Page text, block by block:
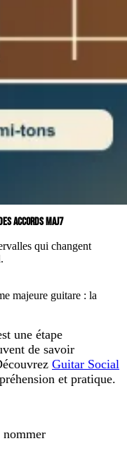
ACCORDS MAJ7
qui changent
majeure guitare : la
une étape
de savoir
Guitar Social
et pratique.
nommer